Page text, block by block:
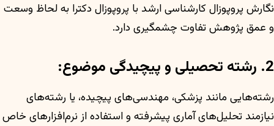
نگارش پروپوزال کارشناسی ارشد با پروپوزال دکترا به لحاظ وسعت
و عمق پژوهش تفاوت چشمگیری دارد.
2. رشته تحصیلی و پیچیدگی موضوع:
رشته‌هایی مانند پزشکی، مهندسی‌های پیچیده، یا رشته‌های
نیازمند تحلیل‌های آماری پیشرفته و استفاده از نرم‌افزارهای خاص